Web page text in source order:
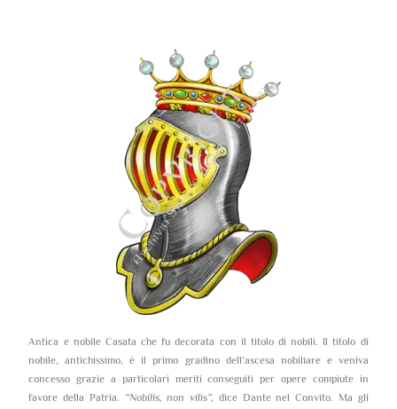
Antica e nobile Casata che fu decorata con il titolo di nobili. Il titolo di
nobile, antichissimo, è il primo gradino dell’ascesa nobiliare e veniva
concesso grazie a particolari meriti conseguiti per opere compiute in
favore della Patria. “Nobilis, non vilis”, dice Dante nel Convito. Ma gli